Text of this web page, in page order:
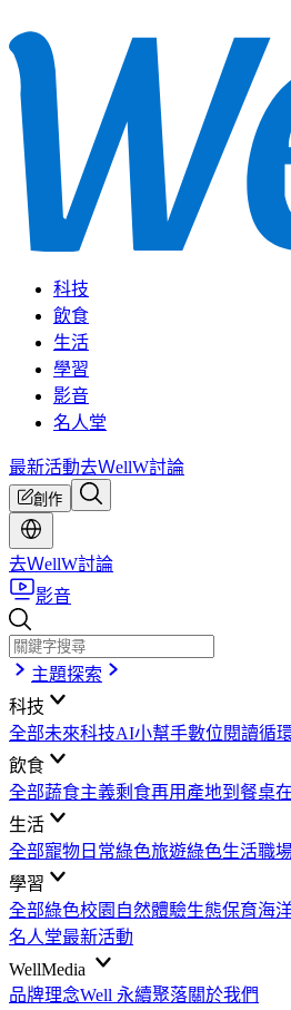
科技
飲食
生活
學習
影音
名人堂
最新活動去ＷellW討論
創作
去ＷellW討論
影音
主題探索
科技
全部未來科技AI小幫手數位閱讀循
飲食
全部蔬食主義剩食再用 產地到餐桌
生活
全部寵物日常綠色旅遊綠色生活職
學習
全部綠色校園 自然體驗生態保育海
名人堂最新活動
WellMedia
品牌理念Well 永續聚落關於我們